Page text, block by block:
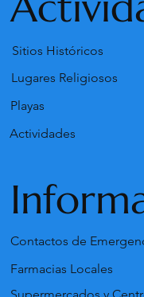
Sitios Históricos
Lugares Religiosos
Playas
Actividades
Contactos de
Farmacias Locales